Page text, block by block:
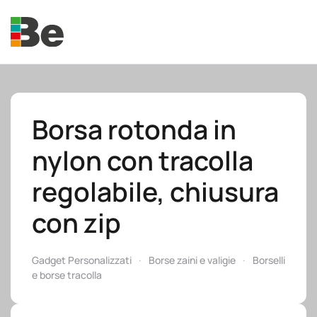
Skip to main content
Borsa rotonda in
nylon con tracolla
regolabile, chiusura
con zip
Gadget Personalizzati Borse zaini e valigie
Borselli
e borse tracolla